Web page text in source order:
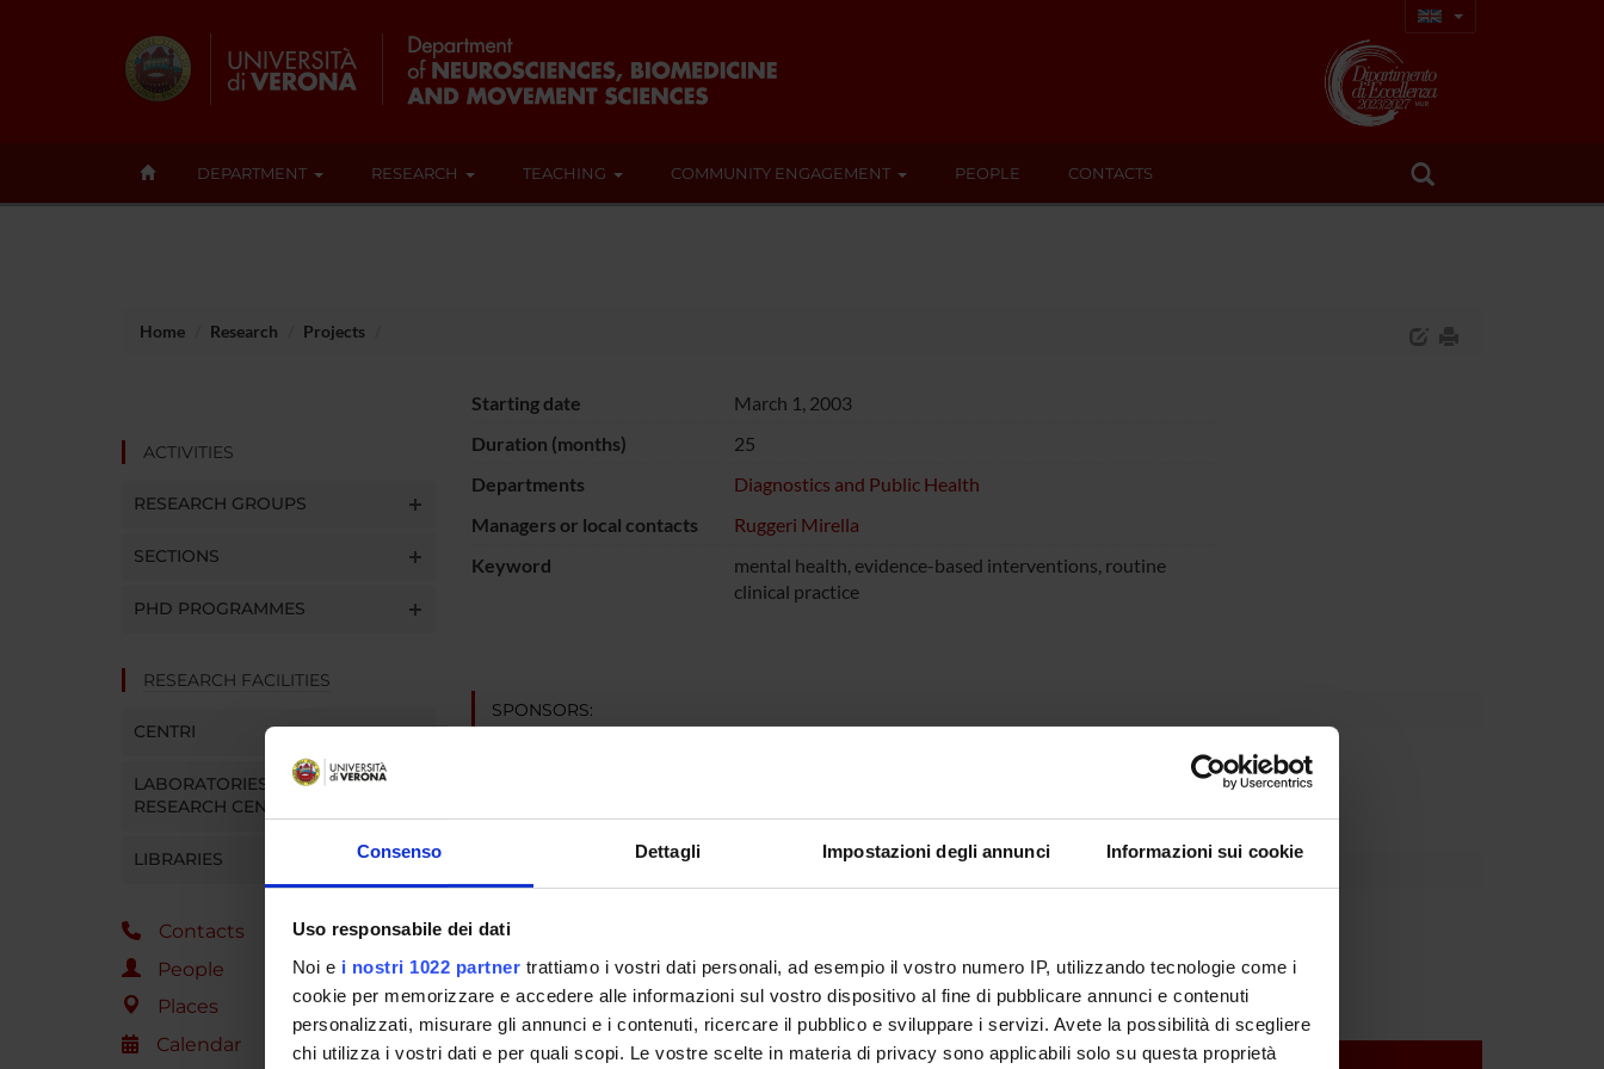
Consenso Dettagli Impostazioni degli annunci Informazioni sui cookie
Uso responsabile dei dati
Noi e i nostri 1022 partner trattiamo i vostri dati personali, ad esempio il vostro numero IP, utilizzando tecnologie come i
cookie per memorizzare e accedere alle informazioni sul vostro dispositivo al fine di pubblicare annunci e contenuti
personalizzati, misurare gli annunci e i contenuti, ricercare il pubblico e sviluppare i servizi. Avete la possibilità di scegliere
chi utilizza i vostri dati e per quali scopi. Le vostre scelte in materia di privacy sono applicabili solo su questa proprietà
DEPARTMENT RESEARCH TEACHING COMMUNITY ENGAGEMENT PEOPLE CONTACTS
Home Research Projects
ACTIVITIES
RESEARCH GROUPS
SECTIONS
PHD PROGRAMMES
RESEARCH FACILITIES
CENTRI
LABORATORIES AND
RESEARCH CENTRES
LIBRARIES
Contacts
People
Places
Calendar
Starting date
March 1, 2003
Duration (months)
25
Departments
Diagnostics and Public Health
Managers or local contacts
Ruggeri Mirella
Keyword
mental health, evidence-based interventions, routine
clinical practice
SPONSORS:
Mirella Ruggeri
Marco Stegagno
SECTIONS